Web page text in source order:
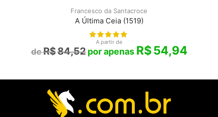
Francesco da Santacroce
A Última Ceia (1519)
A partir de
R$84,52 R$54,94